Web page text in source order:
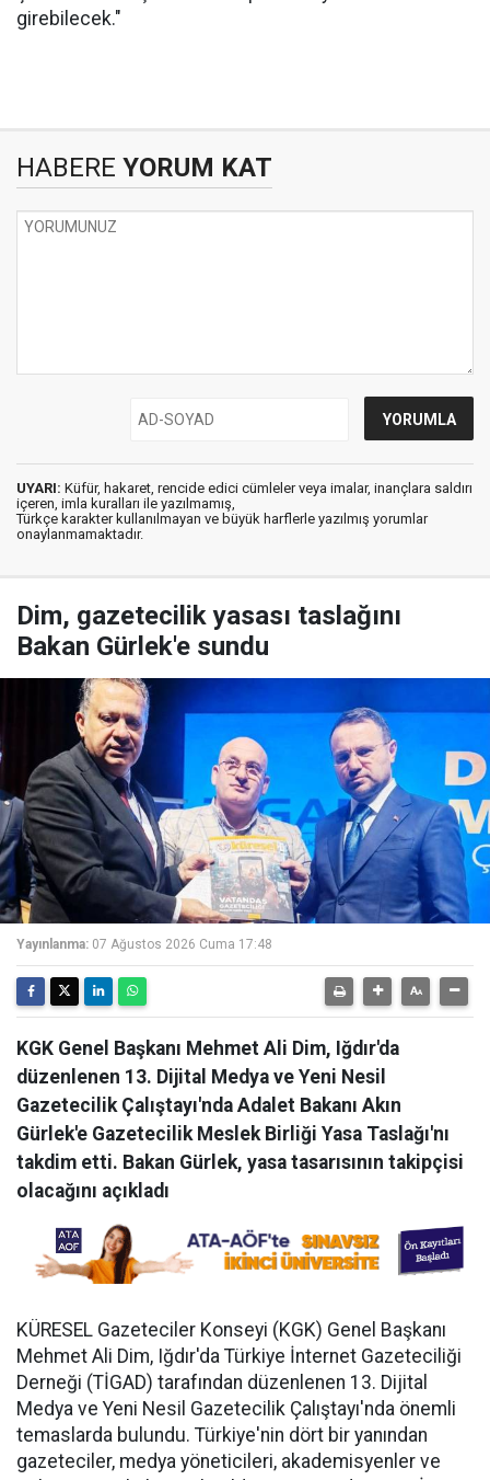
girebilecek."
HABERE YORUM KAT
UYARI: Küfür, hakaret, rencide edici cümleler veya imalar, inançlara saldırı
içeren, imla kuralları ile yazılmamış,
Türkçe karakter kullanılmayan ve büyük harflerle yazılmış yorumlar
onaylanmamaktadır.
Dim, gazetecilik yasası taslağını
Bakan Gürlek'e sundu
Yayınlanma: 07 Ağustos 2026 Cuma 17:48
KGK Genel Başkanı Mehmet Ali Dim, Iğdır'da
düzenlenen 13. Dijital Medya ve Yeni Nesil
Gazetecilik Çalıştayı'nda Adalet Bakanı Akın
Gürlek'e Gazetecilik Meslek Birliği Yasa Taslağı'nı
takdim etti. Bakan Gürlek, yasa tasarısının takipçisi
olacağını açıkladı
KÜRESEL Gazeteciler Konseyi (KGK) Genel Başkanı
Mehmet Ali Dim, Iğdır'da Türkiye İnternet Gazeteciliği
Derneği (TİGAD) tarafından düzenlenen 13. Dijital
Medya ve Yeni Nesil Gazetecilik Çalıştayı'nda önemli
temaslarda bulundu. Türkiye'nin dört bir yanından
gazeteciler, medya yöneticileri, akademisyenler ve